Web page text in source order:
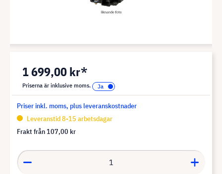
1 699,00 kr*
Priserna är inklusive moms.
Priser inkl. moms, plus leveranskostnader
Leveranstid 8-15 arbetsdagar
Frakt från 107,00 kr